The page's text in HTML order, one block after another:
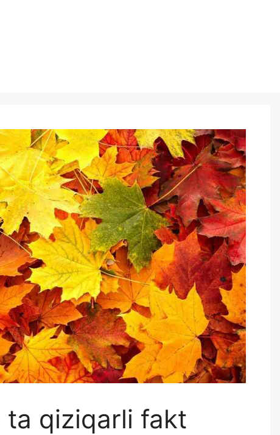
ta qiziqarli fakt